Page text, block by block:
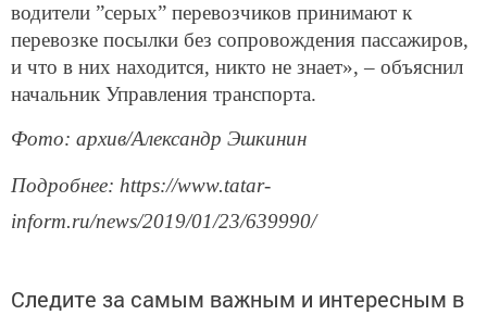
водители ”серых” перевозчиков принимают к
перевозке посылки без сопровождения пассажиров,
и что в них находится, никто не знает», – объяснил
начальник Управления транспорта.
Фото: архив/Александр Эшкинин
Подробнее: https://www.tatar-
inform.ru/news/2019/01/23/639990/
Следите за самым важным и интересным в